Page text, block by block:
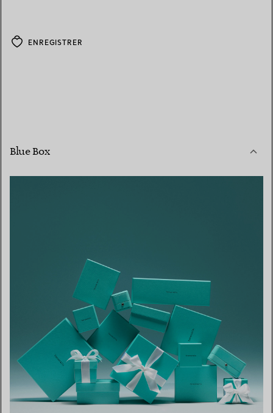
ENREGISTRER
Blue Box